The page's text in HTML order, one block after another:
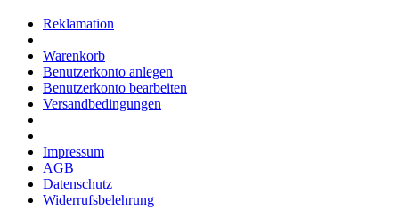
Reklamation
Warenkorb
Benutzerkonto anlegen
Benutzerkonto bearbeiten
Versandbedingungen
Impressum
AGB
Datenschutz
Widerrufsbelehrung